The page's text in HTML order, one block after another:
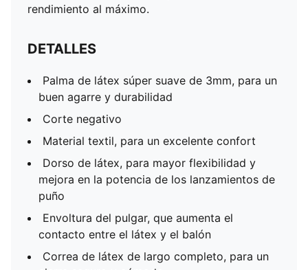
rendimiento al máximo.
DETALLES
Palma de látex súper suave de 3mm, para un
buen agarre y durabilidad
Corte negativo
Material textil, para un excelente confort
Dorso de látex, para mayor flexibilidad y
mejora en la potencia de los lanzamientos de
puño
Envoltura del pulgar, que aumenta el
contacto entre el látex y el balón
Correa de látex de largo completo, para un